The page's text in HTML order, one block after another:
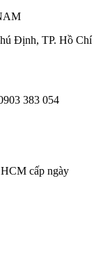
Định, TP. Hồ Chí
383 054
cấp ngày